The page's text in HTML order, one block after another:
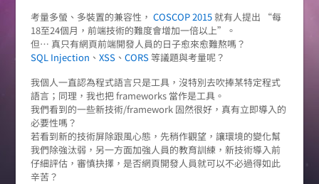
考量多螢、多裝置的兼容性， COSCOP 2015就有人提出 “每
18至24個月，前端技術的難度會增加一倍以上”。
但… 真只有網頁前端開發人員的日子愈來愈難熬嗎？
SQL Injection 、 XSS、 CORS等議題與考量呢？
我個人一直認為程式語言只是工具，沒特別去吹捧某特定程式
語言；同理，我也把 frameworks 當作是工具。
我們看到的一些新技術/framework 固然很好，真有立即導入的
必要性嗎？
若看到新的技術屏除跟風心態，先稍作觀望，讓環境的變化幫
我們除強汰弱，另一方面加強人員的教育訓練，新技術導入前
仔細評估，審慎抉擇，是否網頁開發人員就可以不必過得如此
辛苦？